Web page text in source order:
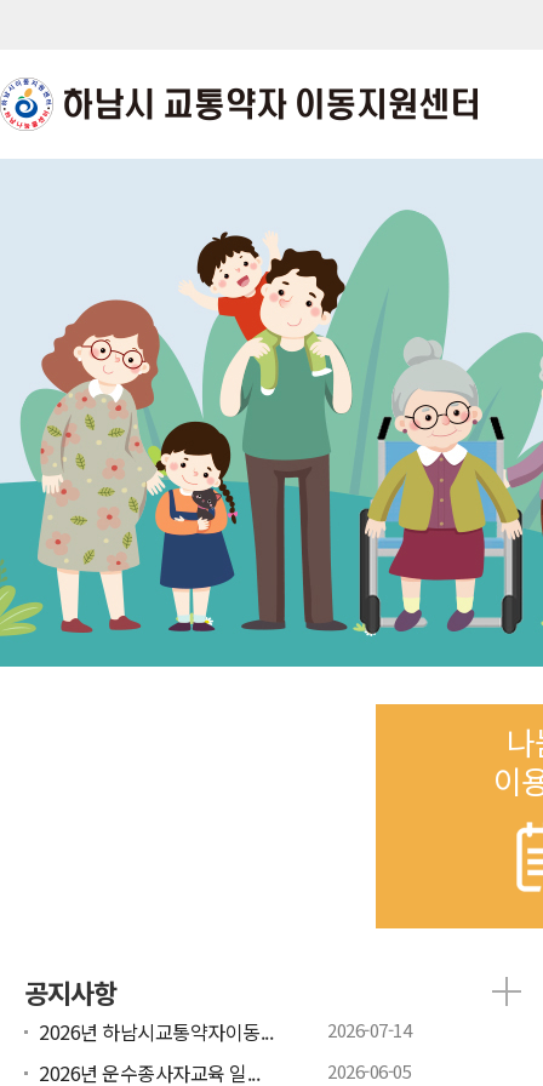
이
공지사항
2026년 하남시교통약자이동... 2026-07-14
2026년 운수종사자교육 일... 2026-06-05